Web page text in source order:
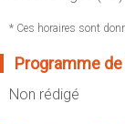
Sportives)
UFR FS (Chimie,
UFR
GEP (Génie
OUTILS
* Ces horaires sont
Programme
Non rédigé